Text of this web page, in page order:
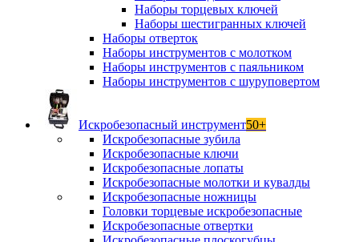
Наборы торцевых ключей
Наборы шестигранных ключей
Наборы отверток
Наборы инструментов с молотком
Наборы инструментов с паяльником
Наборы инструментов с шуруповертом
Искробезопасный инструмент50+
Искробезопасные зубила
Искробезопасные ключи
Искробезопасные лопаты
Искробезопасные молотки и кувалды
Искробезопасные ножницы
Головки торцевые искробезопасные
Искробезопасные отвертки